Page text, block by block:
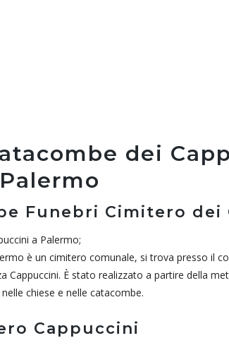
dei
Funebri Cimitero dei
a Palermo;
è un cimitero comunale, si trova presso il
Cappuccini. È stato realizzato a partire della
chiese e nelle catacombe.
Cappuccini